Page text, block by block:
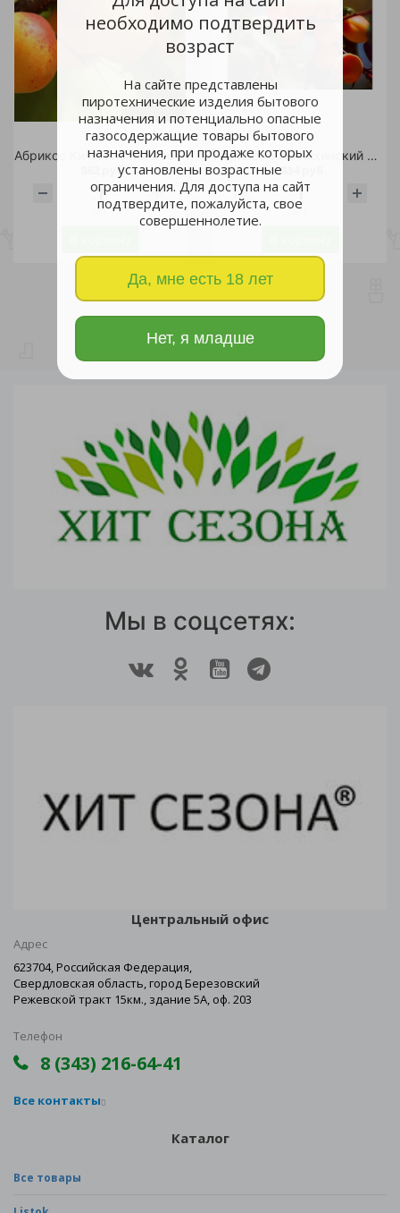
необходимо подтвердить
возраст
На сайте представлены
пиротехнические изделия бытового
назначения и потенциально опасные
газосодержащие товары бытового
назначения, при продаже которых
установлены возрастные
ограничения. Для доступа на сайт
подтвердите, пожалуйста, свое
совершеннолетие.
Да, мне есть 18 лет
Нет, я младше
Абрикос Кичигинский в горшке С2 1шт
862 руб.
шт
Абрикос Ульянихинский ОКС 1шт
834 руб.
шт
Мы в соцсетях:
Центральный офис
Адрес
623704, Российская Федерация,
Свердловская область, город Березовский
Режевской тракт 15км., здание 5А, оф. 203
Телефон
8 (343) 216-64-41
Все контакты
Каталог
Все товары